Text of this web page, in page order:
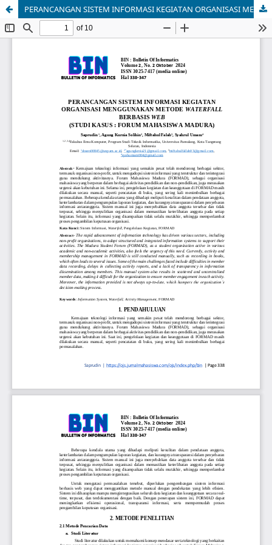
PERANCANGAN SISTEM INFORMASI KEGIATAN ORGANISASI MENGGUNAKAN METODE WATERFALL BERBASIS WEB